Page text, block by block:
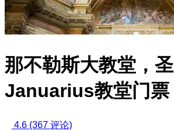
那不勒斯大教堂，圣
Januarius教堂门票
4.6 (367 评论)